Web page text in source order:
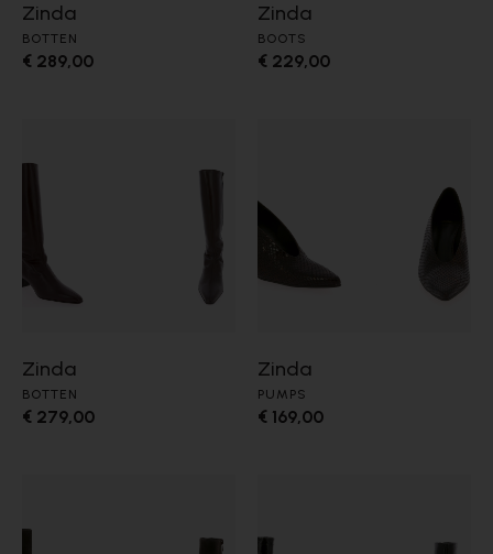
Zinda
BOTTEN
€ 289,00
Zinda
BOOTS
€ 229,00
Zinda
BOTTEN
€ 279,00
Zinda
PUMPS
€ 169,00